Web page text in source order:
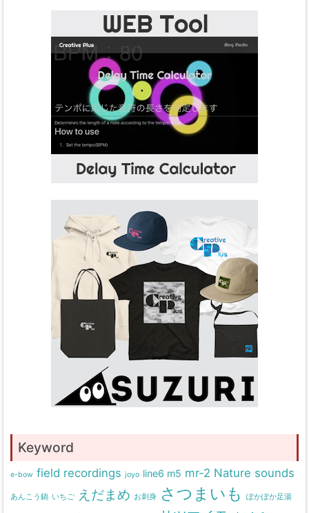
Keyword
e-bow field recordings joyo line6 m5 mr-2 Nature sounds
あんこう鍋 いちご えだまめ お刺身 さつまいも ぽかぽか足湯